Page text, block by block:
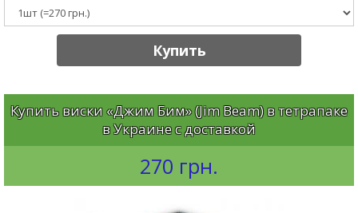
Купить
Купить виски «Джим Бим» (Jim Beam) в тетрапаке
в Украине с доставкой
270 грн.